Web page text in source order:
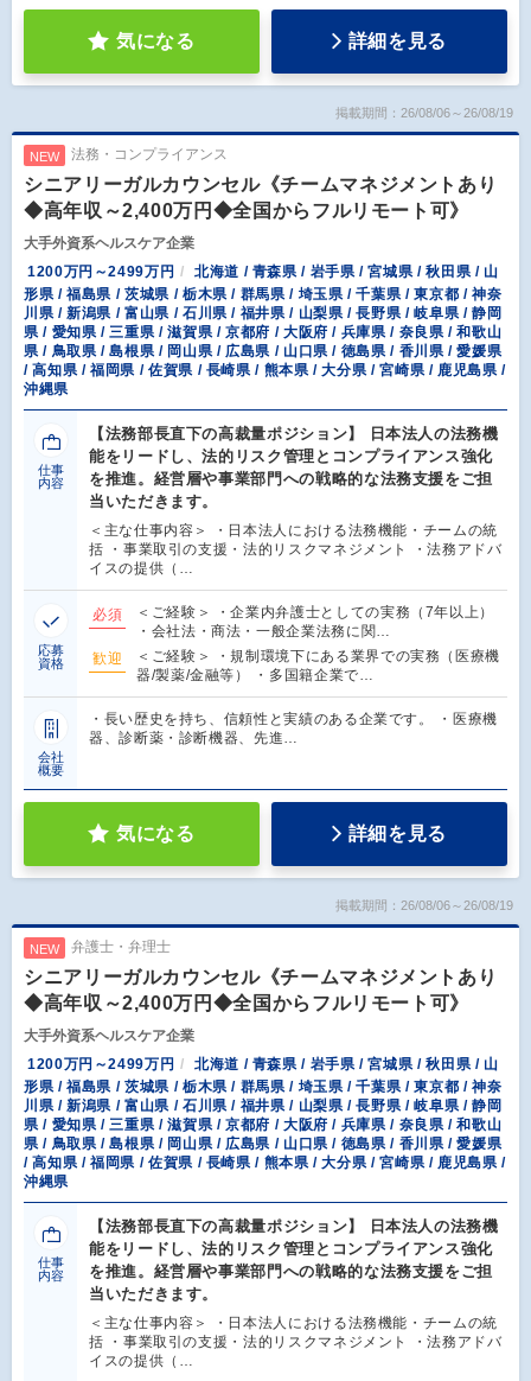
気になる 詳細を見る
掲載期間：26/08/06～26/08/19
NEW 法務・コンプライアンス
シニアリーガルカウンセル《チームマネジメントあり
◆高年収～2,400万円◆全国からフルリモート可》
大手外資系ヘルスケア企業
1200万円～2499万円
北海道 / 青森県 / 岩手県 / 宮城県 / 秋田県 / 山
形県 / 福島県 / 茨城県 / 栃木県 / 群馬県 / 埼玉県 / 千葉県 / 東京都 / 神奈
川県 / 新潟県 / 富山県 / 石川県 / 福井県 / 山梨県 / 長野県 / 岐阜県 / 静岡
県 / 愛知県 / 三重県 / 滋賀県 / 京都府 / 大阪府 / 兵庫県 / 奈良県 / 和歌山
県 / 鳥取県 / 島根県 / 岡山県 / 広島県 / 山口県 / 徳島県 / 香川県 / 愛媛県
/ 高知県 / 福岡県 / 佐賀県 / 長崎県 / 熊本県 / 大分県 / 宮崎県 / 鹿児島県 /
沖縄県
仕事
内容
【法務部長直下の高裁量ポジション】 日本法人の法務機
能をリードし、法的リスク管理とコンプライアンス強化
を推進。経営層や事業部門への戦略的な法務支援をご担
当いただきます。
＜主な仕事内容＞ ・日本法人における法務機能・チームの統
括 ・事業取引の支援・法的リスクマネジメント ・法務アドバ
イスの提供（…
応募
資格
必須
＜ご経験＞ ・企業内弁護士としての実務（7年以上）
・会社法・商法・一般企業法務に関…
歓迎
＜ご経験＞ ・規制環境下にある業界での実務（医療機
器/製薬/金融等） ・多国籍企業で…
会社
概要
・長い歴史を持ち、信頼性と実績のある企業です。 ・医療機
器、診断薬・診断機器、先進…
気になる 詳細を見る
掲載期間：26/08/06～26/08/19
NEW 弁護士・弁理士
シニアリーガルカウンセル《チームマネジメントあり
◆高年収～2,400万円◆全国からフルリモート可》
大手外資系ヘルスケア企業
1200万円～2499万円
北海道 / 青森県 / 岩手県 / 宮城県 / 秋田県 / 山
形県 / 福島県 / 茨城県 / 栃木県 / 群馬県 / 埼玉県 / 千葉県 / 東京都 / 神奈
川県 / 新潟県 / 富山県 / 石川県 / 福井県 / 山梨県 / 長野県 / 岐阜県 / 静岡
県 / 愛知県 / 三重県 / 滋賀県 / 京都府 / 大阪府 / 兵庫県 / 奈良県 / 和歌山
県 / 鳥取県 / 島根県 / 岡山県 / 広島県 / 山口県 / 徳島県 / 香川県 / 愛媛県
/ 高知県 / 福岡県 / 佐賀県 / 長崎県 / 熊本県 / 大分県 / 宮崎県 / 鹿児島県 /
沖縄県
仕事
内容
【法務部長直下の高裁量ポジション】 日本法人の法務機
能をリードし、法的リスク管理とコンプライアンス強化
を推進。経営層や事業部門への戦略的な法務支援をご担
当いただきます。
＜主な仕事内容＞ ・日本法人における法務機能・チームの統
括 ・事業取引の支援・法的リスクマネジメント ・法務アドバ
イスの提供（…